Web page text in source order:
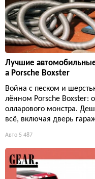
Лучшие
а Porsche Boxster
Война с песком и
лённом Porsche Boxster:
олларового монстра.
всё, включая дверь
Авто 5 487